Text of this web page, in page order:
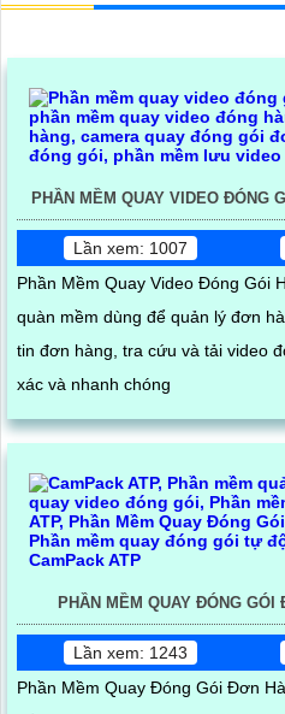
PHẦN MỀM QUAY VIDEO ĐÓNG
Lần xem: 1007
Phần Mềm Quay Video Đóng Gói
quàn mềm dùng để quản lý đơn
tin đơn hàng, tra cứu và tải video
xác và nhanh chóng
PHẦN MỀM QUAY ĐÓNG GÓI
Lần xem: 1243
Phần Mềm Quay Đóng Gói Đơn